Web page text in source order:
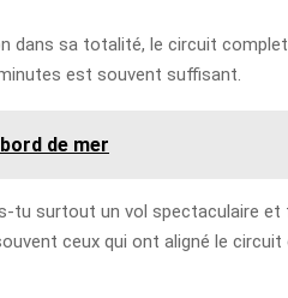
dans sa totalité, le circuit
est souvent suffisant.
de mer
tu surtout un vol spectaculaire
ceux qui ont aligné le circuit